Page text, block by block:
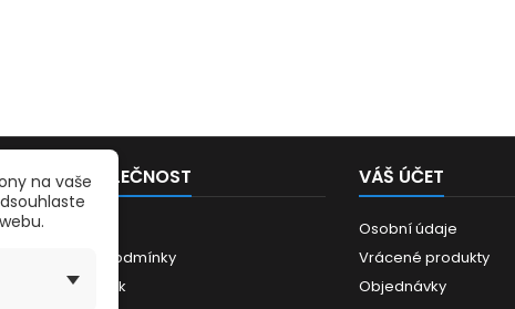
NAŠE SPOLEČNOST
Kontakty
Obchodní podmínky
Mapa stránek
VÁŠ ÚČET
Osobní údaje
Vrácené produkty
Objednávky
na vaše